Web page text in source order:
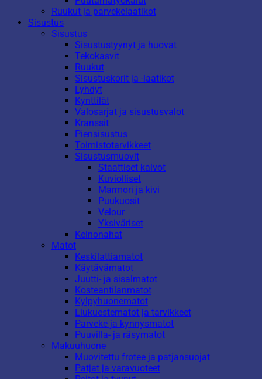
Ruukut ja parvekelaatikot
Sisustus
Sisustus
Sisustustyynyt ja huovat
Tekokasvit
Ruukut
Sisustuskorit ja -laatikot
Lyhdyt
Kynttilät
Valosarjat ja sisustusvalot
Kranssit
Piensisustus
Toimistotarvikkeet
Sisustusmuovit
Staattiset kalvot
Kuviolliset
Marmori ja kivi
Puukuosit
Velour
Yksiväriset
Keinonahat
Matot
Keskilattiamatot
Käytävämatot
Juutti- ja sisalmatot
Kosteantilanmatot
Kylpyhuonematot
Liukuestematot ja tarvikkeet
Parveke ja kynnysmatot
Puuvilla- ja räsymatot
Makuuhuone
Muovitettu frotee ja patjansuojat
Patjat ja varavuoteet